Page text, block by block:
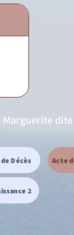
Décès
2
Acte